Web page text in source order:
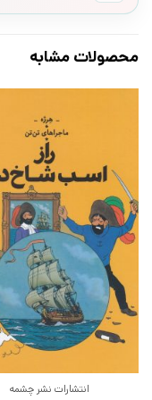
محصولات مشابه
انتشارات نشر چشمه